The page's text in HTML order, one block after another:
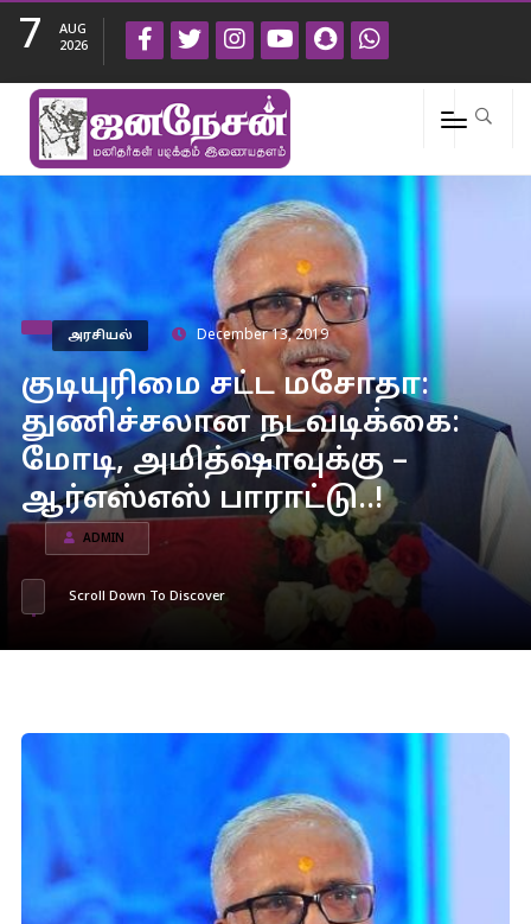
7
AUG
2026
அரசியல் December 13, 2019
குடியுரிமை சட்ட மசோதா:
துணிச்சலான நடவடிக்கை:
மோடி, அமித்ஷாவுக்கு –
ஆர்எஸ்எஸ் பாராட்டு..!
ADMIN
Scroll Down To Discover